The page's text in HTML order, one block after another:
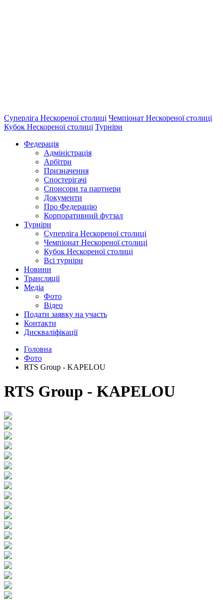
Суперліга Нескореної столиці Чемпіонат Нескореної столиці
Кубок Нескореної столиці Турніри
Федерація
Адміністрація
Арбітри
Призначення
Спостерігачі
Спонсори та партнери
Документи
Про Федерацію
Корпоративний футзал
Турніри
Суперліга Нескореної столиці
Чемпіонат Нескореної столиці
Кубок Нескореної столиці
Всі турніри
Новини
Трансляції
Медіа
Фото
Відео
Подати заявку на участь
Контакти
Дискваліфікації
Головна
Фото
RTS Group - KAPELOU
RTS Group - KAPELOU